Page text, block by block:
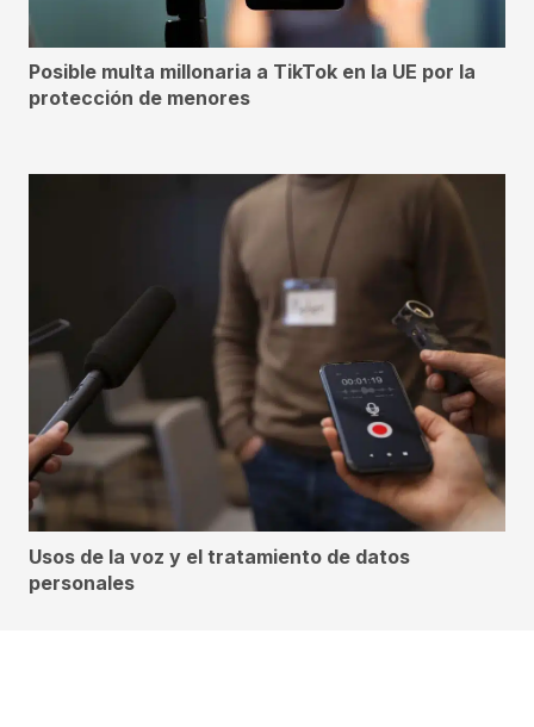
Posible multa millonaria a TikTok en la UE por la
protección de menores
Usos de la voz y el tratamiento de datos
personales